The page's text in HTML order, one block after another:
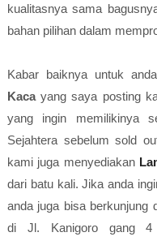
kualitasnya sama
bahan pilihan dalam
Kabar baiknya untuk
Kacayang saya posting
yang ingin memilikinya
Sejahtera sebelum sold
kami juga menyediakan
dari batu kali. Jika anda
anda juga bisa berkunjung
di Jl. Kanigoro gang 4